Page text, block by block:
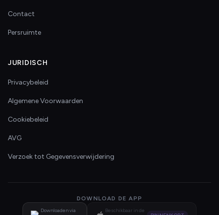
Contact
Persruimte
JURIDISCH
Privacybeleid
Algemene Voorwaarden
Cookiebeleid
AVG
Verzoek tot Gegevensverwijdering
DOWNLOAD DE APP
Downloaden via Beschikbaar in de